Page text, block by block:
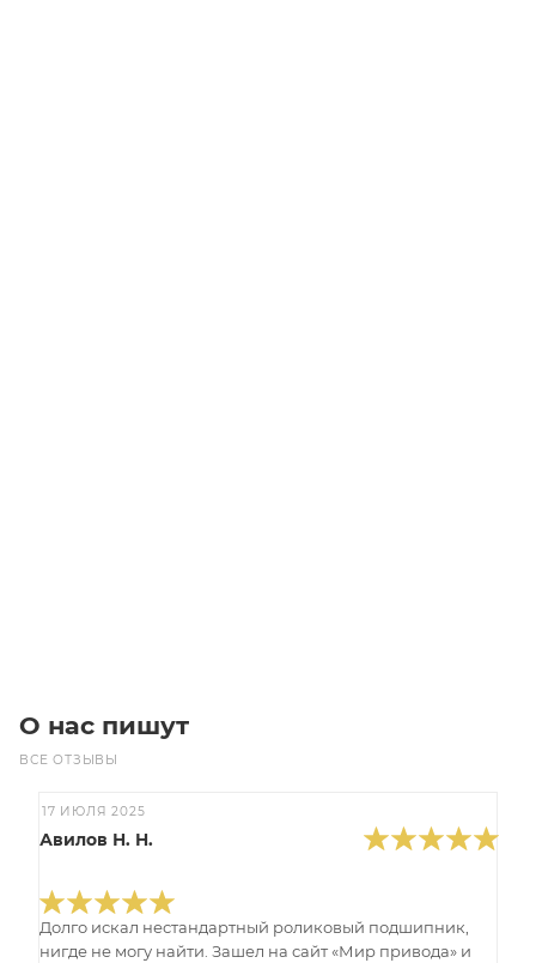
О нас пишут
ВСЕ ОТЗЫВЫ
17 ИЮЛЯ 2025
Авилов Н. Н.
Долго искал нестандартный роликовый подшипник,
нигде не могу найти. Зашел на сайт «Мир привода» и